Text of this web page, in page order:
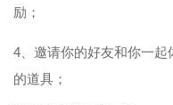
励；
4、邀请你的好友和你一起
的道具；